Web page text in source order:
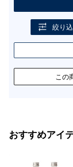
絞り
この
おすすめアイ